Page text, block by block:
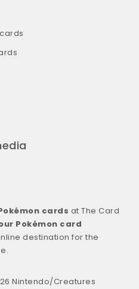
cards at The Card
Pokémon card
destination for the
Nintendo/Creatures